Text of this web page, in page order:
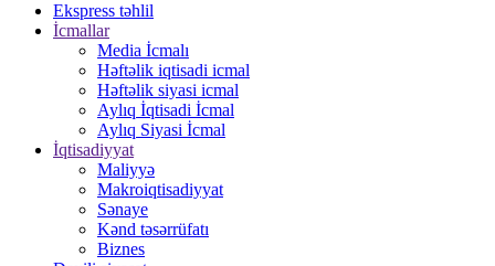
Ekspress təhlil
İcmallar
Media İcmalı
Həftəlik iqtisadi icmal
Həftəlik siyasi icmal
Aylıq İqtisadi İcmal
Aylıq Siyasi İcmal
İqtisadiyyat
Maliyyə
Makroiqtisadiyyat
Sənaye
Kənd təsərrüfatı
Biznes